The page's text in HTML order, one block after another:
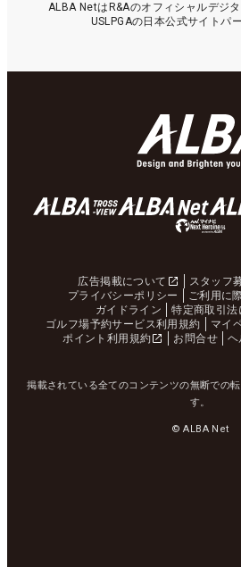
ALBA NetはR&Aのオフィシャルデジ
USLPGAの日本公式サイトパ
広告掲載について スタッフ
プライバシーポリシー
ご利用に
ガイドライン
特定商取引
ゴルフ場予約サービス利用規約
マイ
ポイント利用規約
お問合せ ヘ
掲載されている全てのコンテンツの無断での
す。
© ALBA Net